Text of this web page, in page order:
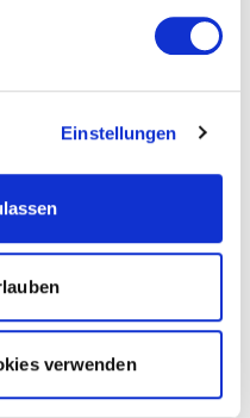
Einstellungen
verwenden